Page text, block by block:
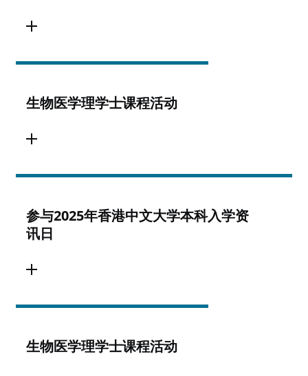
生物医学理学士课程活动
参与2025年香港中文大学本科入学资
讯日
生物医学理学士课程活动